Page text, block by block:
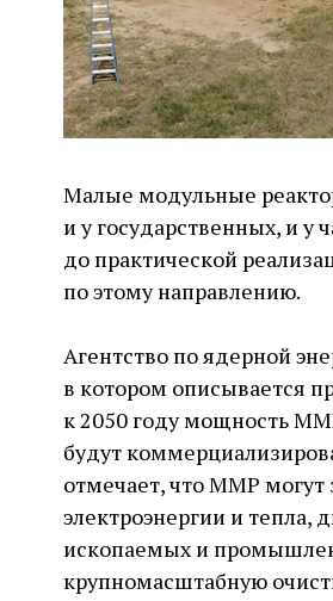
Малые модульные
и у государственных, и у
до практической
по этому направлению.
Агентство по ядерной
в котором описывается
к 2050 году мощность
будут
отмечает, что ММР могут
электроэнергии и
ископаемых и
крупномасштабную